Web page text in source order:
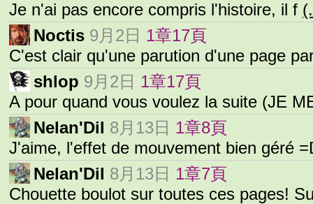
Je n'ai pas encore compris l'histoire, il f
Noctis 9月2日 1章17頁
C'est clair qu'une parution d'une page
shlop 9月2日 1章17頁
A pour quand vous voulez la suite (JE
Nelan'Dil 8月13日 1章8頁
J'aime, l'effet de mouvement bien géré
Nelan'Dil 8月13日 1章7頁
Chouette boulot sur toutes ces pages!